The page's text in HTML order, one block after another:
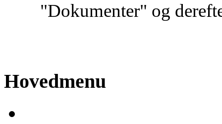
"Dokumenter" og
Hovedmenu